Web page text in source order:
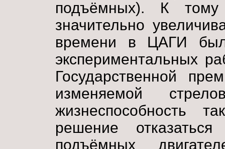
подъёмных). К
значительно
времени в ЦАГИ
экспериментальных
Государственной
изменяемой
жизнеспособность
решение
подъёмных